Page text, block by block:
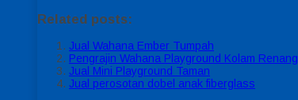
Related posts:
Jual Wahana Ember Tumpah
Pengrajin Wahana Playground Kolam Renang
Jual Mini Playground Taman
Jual perosotan dobel anak fiberglass